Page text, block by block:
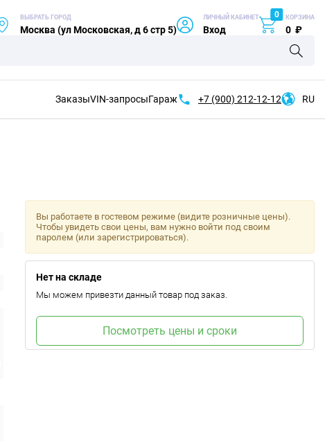
ВЫБРАТЬ ГОРОД
Москва (ул Московская, д 6 стр 5)
ЛИЧНЫЙ КАБИНЕТ
Вход
0 КОРЗИНА
0 ₽
ЗаказыVIN-запросыГараж +7 (900) 212-12-12 RU
Вы работаете в гостевом режиме (видите розничные цены).
Чтобы увидеть свои цены, вам нужно войти под своим
паролем (или зарегистрироваться).
Нет на складе
Мы можем привезти данный товар под заказ.
Посмотреть цены и сроки